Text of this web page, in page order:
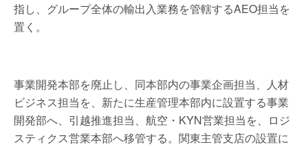
指し、グループ全体の輸出入業務を管轄するAEO担当を
置く。
事業開発本部を廃止し、同本部内の事業企画担当、人材
ビジネス担当を、新たに生産管理本部内に設置する事業
開発部へ、引越推進担当、航空・KYN営業担当を、ロジ
スティクス営業本部へ移管する。関東主管支店の設置に